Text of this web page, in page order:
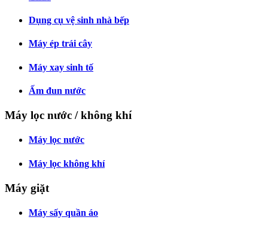
Dụng cụ vệ sinh nhà bếp
Máy ép trái cây
Máy xay sinh tố
Ấm đun nước
Máy lọc nước / không khí
Máy lọc nước
Máy lọc không khí
Máy giặt
Máy sấy quần áo